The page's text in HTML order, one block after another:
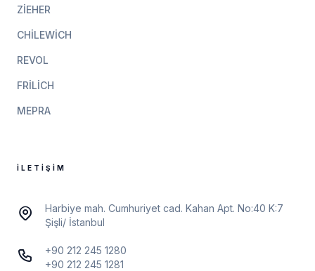
ZIEHER
CHILEWICH
REVOL
FRILICH
MEPRA
İLETIŞIM
Harbiye mah. Cumhuriyet cad. Kahan Apt. No:40 K:7
Şişli/ İstanbul
+90 212 245 1280
+90 212 245 1281